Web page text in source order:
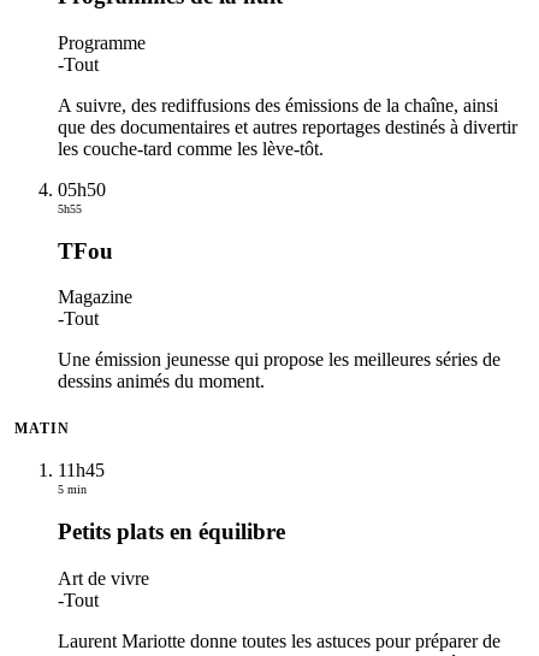
Programme
-Tout
A suivre, des rediffusions des émissions de la chaîne, ainsi
que des documentaires et autres reportages destinés à divertir
les couche-tard comme les lève-tôt.
05h50
5h55
TFou
Magazine
-Tout
Une émission jeunesse qui propose les meilleures séries de
dessins animés du moment.
MATIN
11h45
5 min
Petits plats en équilibre
Art de vivre
-Tout
Laurent Mariotte donne toutes les astuces pour préparer de